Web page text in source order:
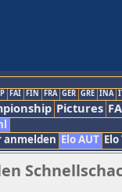
FAI FIN FRA GER GRE INA
Pictures
anmelden Elo AUT